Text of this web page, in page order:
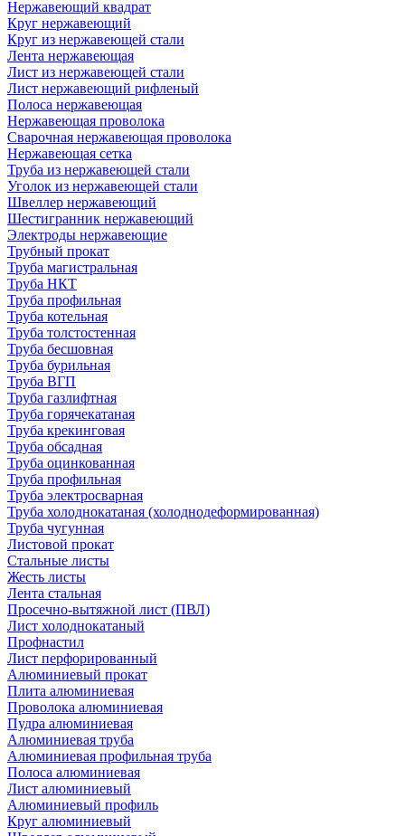
Нержавеющий квадрат
Круг нержавеющий
Круг из нержавеющей стали
Лента нержавеющая
Лист из нержавеющей стали
Лист нержавеющий рифленый
Полоса нержавеющая
Нержавеющая проволока
Сварочная нержавеющая проволока
Нержавеющая сетка
Труба из нержавеющей стали
Уголок из нержавеющей стали
Швеллер нержавеющий
Шестигранник нержавеющий
Электроды нержавеющие
Трубный прокат
Труба магистральная
Труба НКТ
Труба профильная
Труба котельная
Труба толстостенная
Труба бесшовная
Труба бурильная
Труба ВГП
Труба газлифтная
Труба горячекатаная
Труба крекинговая
Труба обсадная
Труба оцинкованная
Труба профильная
Труба электросварная
Труба холоднокатаная (холоднодеформированная)
Труба чугунная
Листовой прокат
Стальные листы
Жесть листы
Лента стальная
Просечно-вытяжной лист (ПВЛ)
Лист холоднокатаный
Профнастил
Лист перфорированный
Алюминиевый прокат
Плита алюминиевая
Проволока алюминиевая
Пудра алюминиевая
Алюминиевая труба
Алюминиевая профильная труба
Полоса алюминиевая
Лист алюминиевый
Алюминиевый профиль
Круг алюминиевый